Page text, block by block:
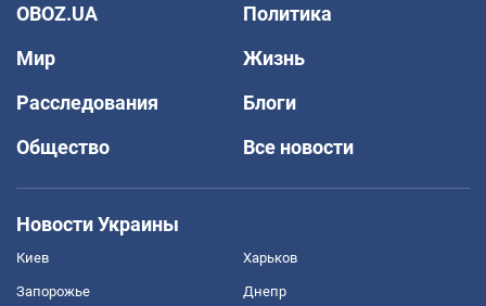
OBOZ.UA
Политика
Мир
Жизнь
Расследования
Блоги
Общество
Все новости
Новости Украины
Киев Харьков
Запорожье Днепр